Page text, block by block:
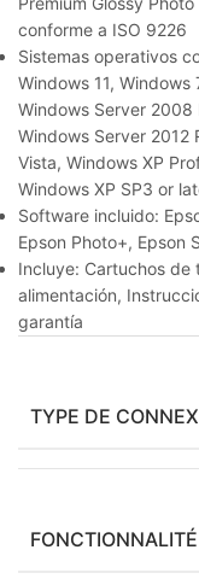
conforme a ISO 9226
Sistemas operativos
Windows 11,
Windows Server 2008
Windows Server 2012
Vista, Windows XP
Windows XP SP3 or
Software incluido:
Epson Photo+, Epson
Incluye: Cartuchos de
alimentación,
garantía
TYPE DE
FONCTIONNALITÉ